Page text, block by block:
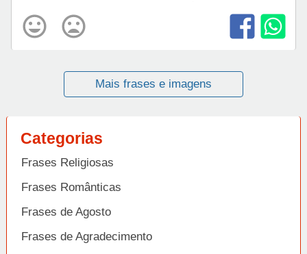
Mais frases e imagens
Categorias
Frases Religiosas
Frases Românticas
Frases de Agosto
Frases de Agradecimento